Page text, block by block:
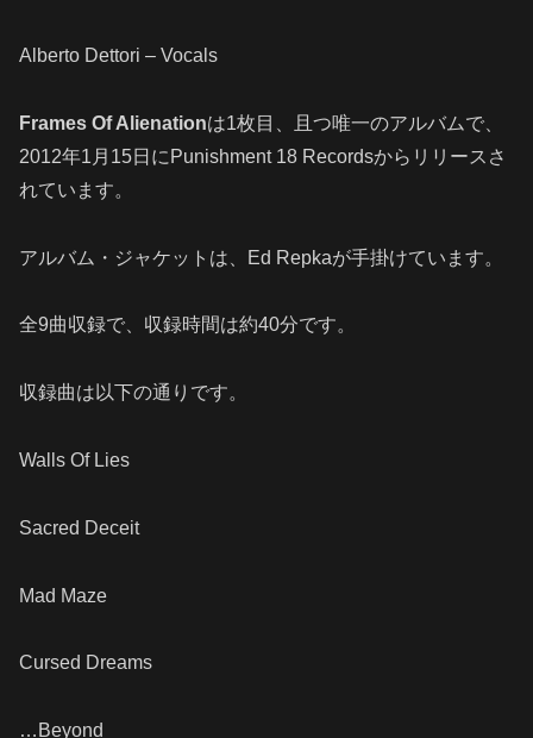
Alberto Dettori – Vocals
Frames Of Alienationは1枚目、且つ唯一のアルバムで、
2012年1月15日にPunishment 18 Recordsからリリースさ
れています。
アルバム・ジャケットは、Ed Repkaが手掛けています。
全9曲収録で、収録時間は約40分です。
収録曲は以下の通りです。
Walls Of Lies
Sacred Deceit
Mad Maze
Cursed Dreams
…Beyond